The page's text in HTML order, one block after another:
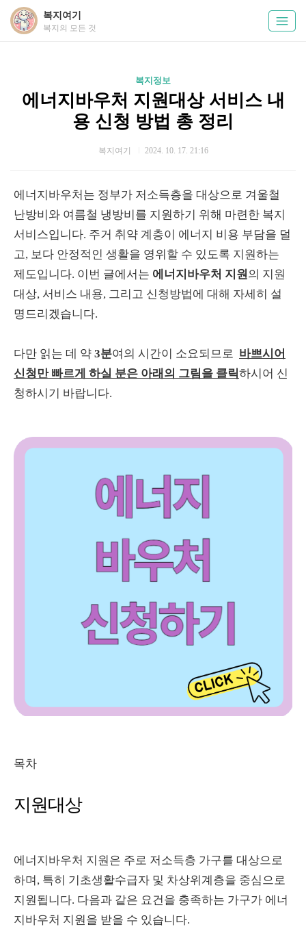
복지여기
복지의 모든 것
복지정보
에너지바우처 지원대상 서비스 내
용 신청 방법 총 정리
복지여기 2024. 10. 17. 21:16
에너지바우처는 정부가 저소득층을 대상으로 겨울철
난방비와 여름철 냉방비를 지원하기 위해 마련한 복지
서비스입니다. 주거 취약 계층이 에너지 비용 부담을 덜
고, 보다 안정적인 생활을 영위할 수 있도록 지원하는
제도입니다. 이번 글에서는 에너지바우처 지원의 지원
대상, 서비스 내용, 그리고 신청방법에 대해 자세히 설
명드리겠습니다.
다만 읽는 데 약 3분여의 시간이 소요되므로 바쁘시어
신청만 빠르게 하실 분은 아래의 그림을 클릭하시어 신
청하시기 바랍니다.
목차
지원대상
에너지바우처 지원은 주로 저소득층 가구를 대상으로
하며, 특히 기초생활수급자 및 차상위계층을 중심으로
지원됩니다. 다음과 같은 요건을 충족하는 가구가 에너
지바우처 지원을 받을 수 있습니다.